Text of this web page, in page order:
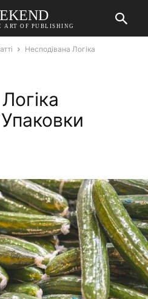
ART OF PUBLISHING
Несподівана Логіка